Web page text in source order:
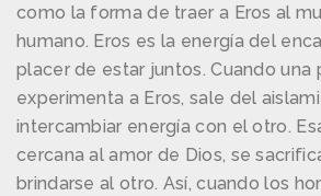
como la forma de traer a Eros al
humano. Eros es la energía del
placer de estar juntos. Cuando una
experimenta a Eros, sale del
intercambiar energía con el otro.
cercana al amor de Dios, se
brindarse al otro. Así, cuando los